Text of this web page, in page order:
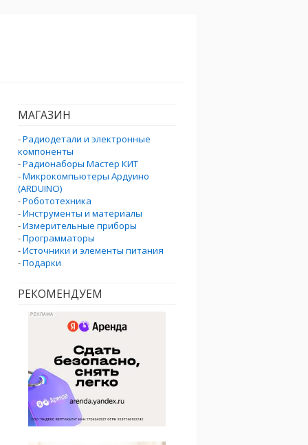
МАГАЗИН
-Радиодетали и электронные
компоненты
-Радионаборы Мастер КИТ
-Микрокомпьютеры Ардуино
(ARDUINO)
-Робототехника
-Инструменты и материалы
-Измерительные приборы
-Программаторы
-Источники и элементы питания
-Подарки
РЕКОМЕНДУЕМ